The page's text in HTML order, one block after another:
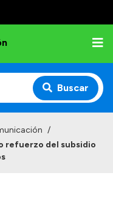
Buscar
/
refuerzo del subsidio